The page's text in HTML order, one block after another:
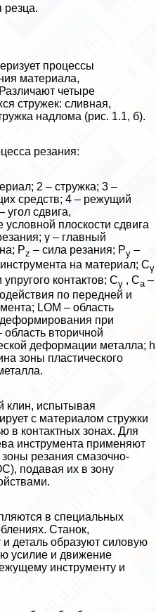
резца.
процессы
материала,
четыре
стружек: сливная,
надлома (рис. 1.1, б).
резания:
2 – стружка; 3 –
средств; 4 – режущий
угол сдвига,
плоскости сдвига
γ – главный
Рz – сила резания; Рy –
на материал; Сγ
контактов; Сγ , Сa –
по передней и
LOM – область
деформирования при
вторичной
деформации металла; h
зоны пластического
клин, испытывая
с материалом стружки
в контактных зонах. Для
инструмента применяют
резания смaзoчно-
подавая их в зону
в специальных
Станок,
деталь образуют силовую
усилие и движение
инструменту и